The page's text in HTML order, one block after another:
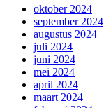
oktober 2024
september 2024
augustus 2024
juli 2024
juni 2024
mei 2024
april 2024
maart 2024